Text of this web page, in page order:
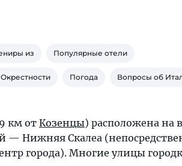
из Популярные отели
Окрестности Погода Вопросы об
км от Козенцы) расположена на
— Нижняя Скалеа
города). Многие улицы